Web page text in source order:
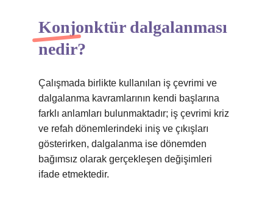
Konjonktür dalgalanması
nedir?
Çalışmada birlikte kullanılan iş çevrimi ve
dalgalanma kavramlarının kendi başlarına
farklı anlamları bulunmaktadır; iş çevrimi kriz
ve refah dönemlerindeki iniş ve çıkışları
gösterirken, dalgalanma ise dönemden
bağımsız olarak gerçekleşen değişimleri
ifade etmektedir.